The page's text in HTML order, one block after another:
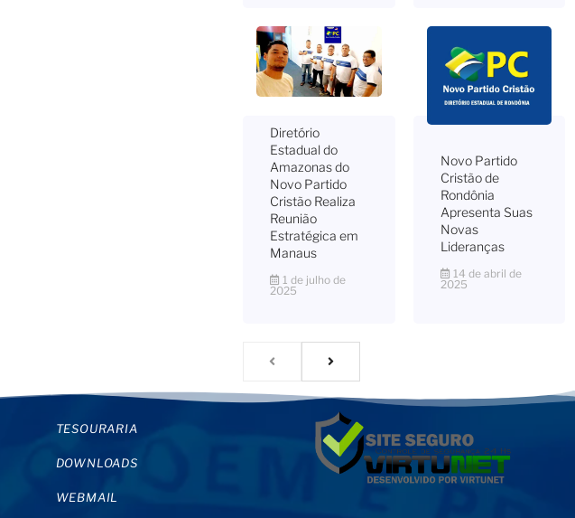
Diretório
Estadual do
Amazonas do
Novo Partido
Cristão Realiza
Reunião
Estratégica em
Manaus
1 de julho de
2025
Novo Partido
Cristão de
Rondônia
Apresenta Suas
Novas
Lideranças
14 de abril de
2025
TESOURARIA
DOWNLOADS
WEBMAIL